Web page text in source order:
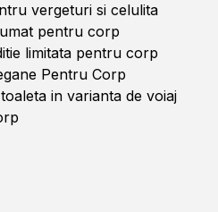
vergeturi si celulita
pentru corp
limitata pentru corp
Pentru Corp
in varianta de voiaj